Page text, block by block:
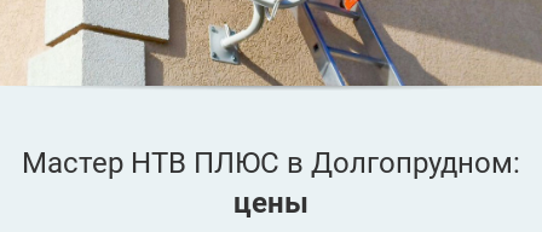
Мастер НТВ ПЛЮС в Долгопрудном:
цены